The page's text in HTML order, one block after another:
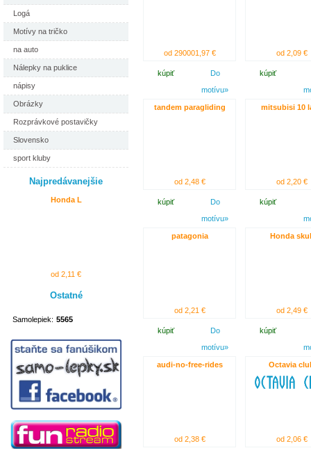
Logá
Motívy na tričko
na auto
Nálepky na puklice
nápisy
Obrázky
Rozprávkové postavičky
Slovensko
sport kluby
Najpredávanejšie
Honda L
od 2,11 €
Ostatné
Samolepiek: 5565
od 290001,97 €
kúpiť
Do
motívu»
od 2,09 €
kúpiť
tandem paragliding
od 2,48 €
kúpiť
Do
motívu»
mitsubisi 10
od 2,20 €
kúpiť
patagonia
od 2,21 €
kúpiť
Do
motívu»
Honda
od 2,49 €
kúpiť
audi-no-free-rides
od 2,38 €
Octavia
od 2,06 €